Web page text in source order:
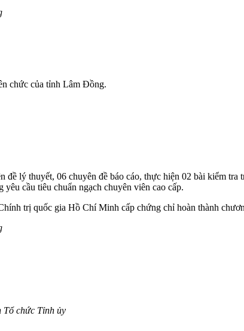
chức của tỉnh Lâm Đồng.
lý thuyết, 06 chuyên đề báo cáo, thực hiện 02 bài kiểm
cầu tiêu chuẩn ngạch chuyên viên cao cấp.
trị quốc gia Hồ Chí Minh cấp chứng chỉ hoàn thành
chức Tỉnh ủy